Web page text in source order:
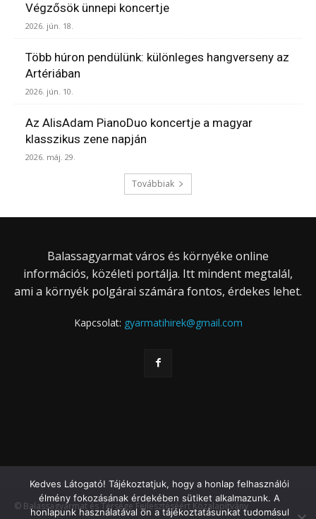
Végzősök ünnepi koncertje
2026. jún. 18.
Több húron pendülünk: különleges hangverseny az
Artériában
2026. jún. 10.
Az AlisAdam PianoDuo koncertje a magyar
klasszikus zene napján
2026. máj. 29.
Továbbiak
Balassagyarmat város és környéke online
információs, közéleti portálja. Itt mindent megtalál,
ami a környék polgárai számára fontos, érdekes lehet.
Kapcsolat: gyarmatihirek@gmail.com
© Balassagyarmat és Térsége Fejlesztéséért Közalapítvány
Kedves Látogató! Tájékoztatjuk, hogy a honlap felhasználói
élmény fokozásának érdekében sütiket alkalmazunk. A
honlapunk használatával ön a tájékoztatásunkat tudomásul